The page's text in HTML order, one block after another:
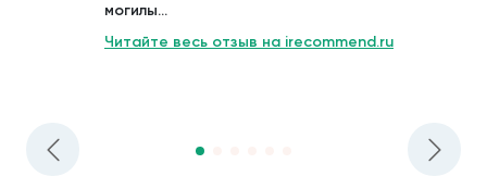
могилы...
Читайте весь отзыв на irecommend.ru